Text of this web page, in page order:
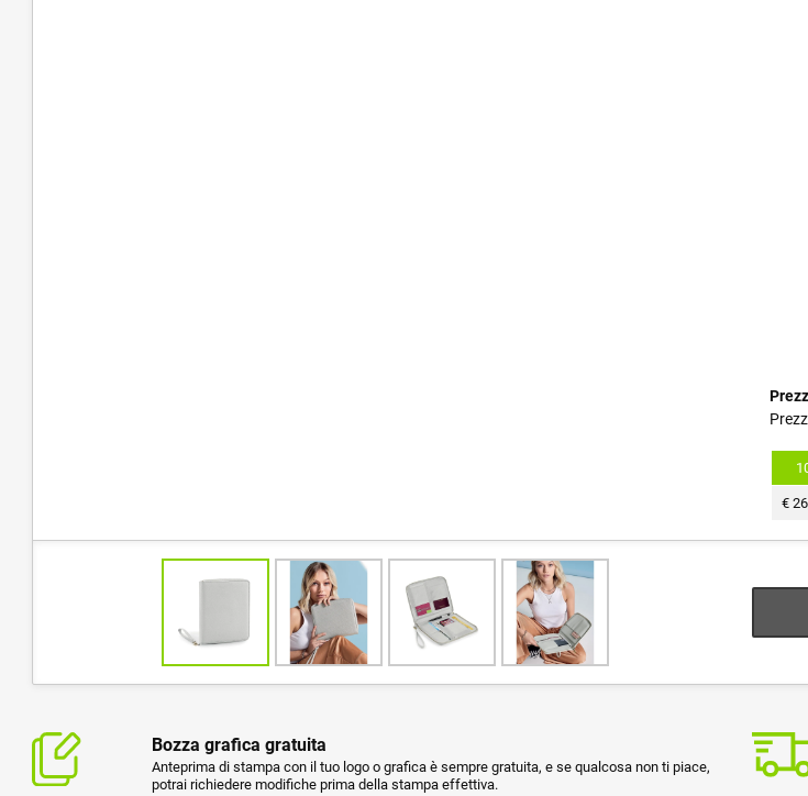
€
Bozza grafica gratuita
Anteprima di stampa con il tuo logo o grafica è sempre gratuita, e se qualcosa non ti piace,
potrai richiedere modifiche prima della stampa effettiva.